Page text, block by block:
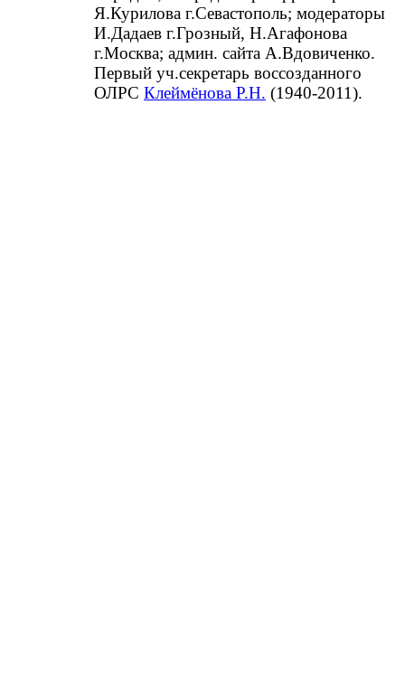
Я.Курилова г.Севастополь; модераторы
И.Дадаев г.Грозный, Н.Агафонова
г.Москва; админ. сайта А.Вдовиченко.
Первый уч.секретарь воссозданного
ОЛРС Клеймёнова Р.Н. (1940-2011).